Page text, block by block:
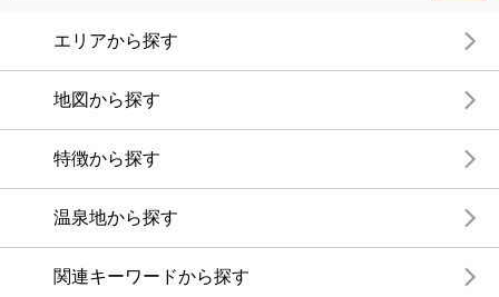
エリアから探す
地図から探す
特徴から探す
温泉地から探す
関連キーワードから探す